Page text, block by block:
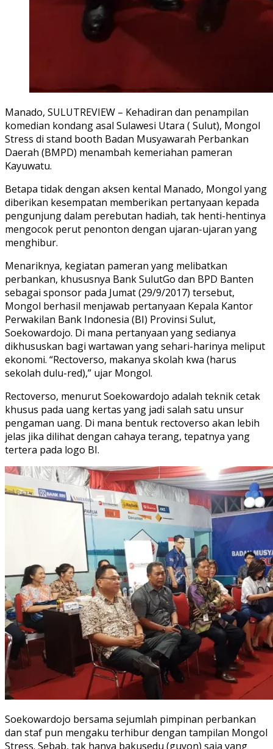
Manado, SULUTREVIEW – Kehadiran dan penampilan
komedian kondang asal Sulawesi Utara ( Sulut), Mongol
Stress di stand booth Badan Musyawarah Perbankan
Daerah (BMPD) menambah kemeriahan pameran
Kayuwatu.
Betapa tidak dengan aksen kental Manado, Mongol yang
diberikan kesempatan memberikan pertanyaan kepada
pengunjung dalam perebutan hadiah, tak henti-hentinya
mengocok perut penonton dengan ujaran-ujaran yang
menghibur.
Menariknya, kegiatan pameran yang melibatkan
perbankan, khususnya Bank SulutGo dan BPD Banten
sebagai sponsor pada Jumat (29/9/2017) tersebut,
Mongol berhasil menjawab pertanyaan Kepala Kantor
Perwakilan Bank Indonesia (BI) Provinsi Sulut,
Soekowardojo. Di mana pertanyaan yang sedianya
dikhususkan bagi wartawan yang sehari-harinya meliput
ekonomi. “Rectoverso, makanya skolah kwa (harus
sekolah dulu-red),” ujar Mongol.
Rectoverso, menurut Soekowardojo adalah teknik cetak
khusus pada uang kertas yang jadi salah satu unsur
pengaman uang. Di mana bentuk rectoverso akan lebih
jelas jika dilihat dengan cahaya terang, tepatnya yang
tertera pada logo BI.
Soekowardojo bersama sejumlah pimpinan perbankan
dan staf pun mengaku terhibur dengan tampilan Mongol
Stress. Sebab, tak hanya bakusedu (guyon) saja yang